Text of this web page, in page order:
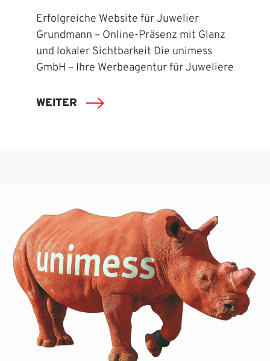
Erfolgreiche Website für Juwelier
Grundmann – Online-Präsenz mit Glanz
und lokaler Sichtbarkeit Die unimess
GmbH – Ihre Werbeagentur für Juweliere
WEITER